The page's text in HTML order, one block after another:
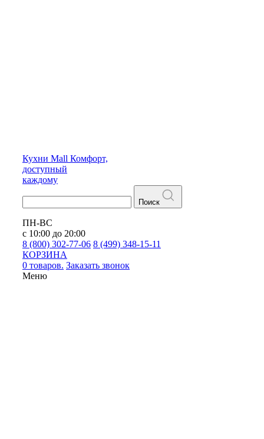
Кухни Mall Комфорт,
доступный
каждому
Поиск
ПН-ВС
с 10:00 до 20:00
8 (800) 302-77-06 8 (499) 348-15-11
КОРЗИНА
0 товаров. Заказать звонок
Меню